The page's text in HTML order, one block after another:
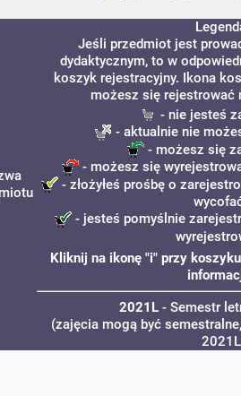
Jeśli przedmiot jest
dydaktycznym, to w
koszyk rejestracyjny. Ikona
możesz się rejestrować
- nie jesteś
- aktualnie nie
- możesz się
- możesz się
- złożyłeś prośbę o
- jesteś pomyślnie
Kliknij na ikonę "i" przy
2021L- Semestr
(zajęcia mogą być
2021L